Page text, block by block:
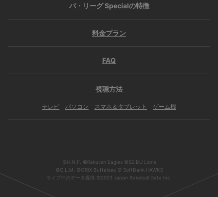
パ・リーグ Specialの特徴
料金プラン
FAQ
視聴方法
テレビ パソコン スマホ＆タブレット ゲーム機
©H.N.F. ©Rakuten Eagles ©SEIBU Lions
©C.L.M. ©ORIX Buffaloes © SoftBank HAWKS
ライブ中のデータ提供 ©2023 Japan Baseball Data Inc.